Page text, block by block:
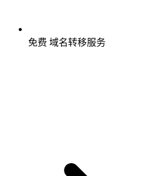
免费 域名转移服务